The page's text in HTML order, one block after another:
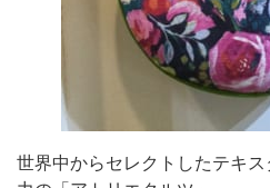
世界中からセレクトしたテキ